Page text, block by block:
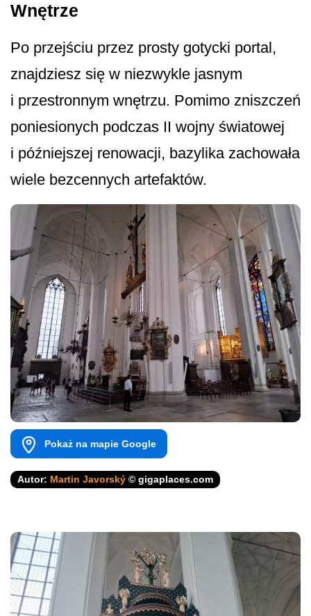
Wnętrze
Po przejściu przez prosty gotycki portal,
znajdziesz się w niezwykle jasnym
i przestronnym wnętrzu. Pomimo zniszczeń
poniesionych podczas II wojny światowej
i późniejszej renowacji, bazylika zachowała
wiele bezcennych artefaktów.
Pokaż na mapie Google
Autor: Martin Javorský © gigaplaces.com